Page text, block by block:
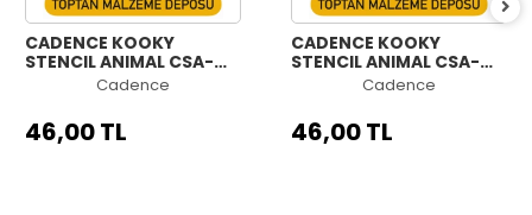
CADENCE KOOKY
STENCIL ANIMAL CSA-
008 25X25CM
Cadence
46,00 TL
CADENCE KOOKY
STENCIL ANIMAL CSA-
007 25X25CM
Cadence
46,00 TL